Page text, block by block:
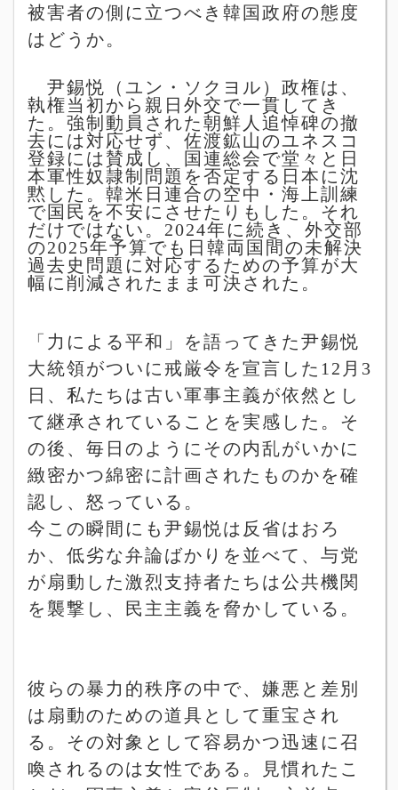
被害者の側に立つべき韓国政府の態度
はどうか。
尹錫悦（ユン・ソクヨル）政権は、
執権当初から親日外交で一貫してき
た。強制動員された朝鮮人追悼碑の撤
去には対応せず、佐渡鉱山のユネスコ
登録には賛成し、国連総会で堂々と日
本軍性奴隷制問題を否定する日本に沈
黙した。韓米日連合の空中・海上訓練
で国民を不安にさせたりもした。それ
だけではない。 2024年に続き、外交部
の2025年予算でも日韓両国間の未解決
過去史問題に対応するための予算が大
幅に削減されたまま可決された。
「力による平和」を語ってきた尹錫悦
大統領がついに戒厳令を宣言した 12 月 3
日、私たちは古い軍事主義が依然とし
て継承されていることを実感した。そ
の後、毎日のようにその内乱がいかに
緻密かつ綿密に計画されたものかを確
認し、怒っている。
今この瞬間にも尹錫悦は反省はおろ
か、低劣な弁論ばかりを並べて、与党
が扇動した激烈支持者たちは公共機関
を襲撃し、民主主義を脅かしている。
彼らの暴力的秩序の中で、嫌悪と差別
は扇動のための道具として重宝され
る。その対象として容易かつ迅速に召
喚されるのは女性である。見慣れたこ